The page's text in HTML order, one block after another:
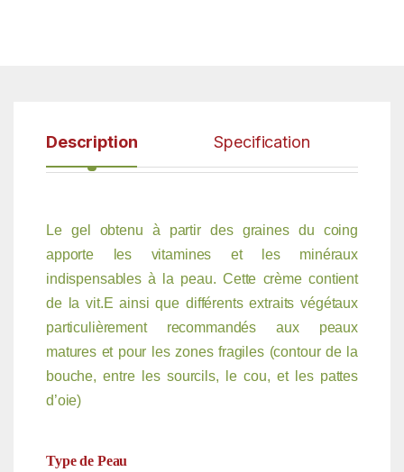
Description Specification
Le gel obtenu à partir des graines du coing
apporte les vitamines et les minéraux
indispensables à la peau. Cette crème contient
de la vit.E ainsi que différents extraits végétaux
particulièrement recommandés aux peaux
matures et pour les zones fragiles (contour de la
bouche, entre les sourcils, le cou, et les pattes
d’oie)
Type de Peau